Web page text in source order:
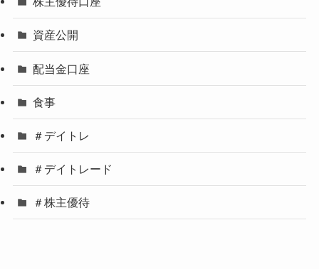
資産公開
配当金口座
食事
＃デイトレ
＃デイトレード
＃株主優待